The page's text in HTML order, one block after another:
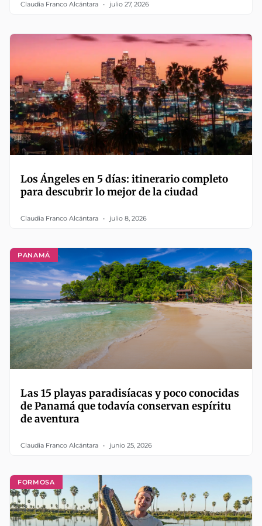
Claudia Franco Alcántara julio 27, 2026
Los Ángeles en 5 días: itinerario completo
para descubrir lo mejor de la ciudad
Claudia Franco Alcántara julio 8, 2026
PANAMÁ
Las 15 playas paradisíacas y poco conocidas
de Panamá que todavía conservan espíritu
de aventura
Claudia Franco Alcántara junio 25, 2026
FORMOSA